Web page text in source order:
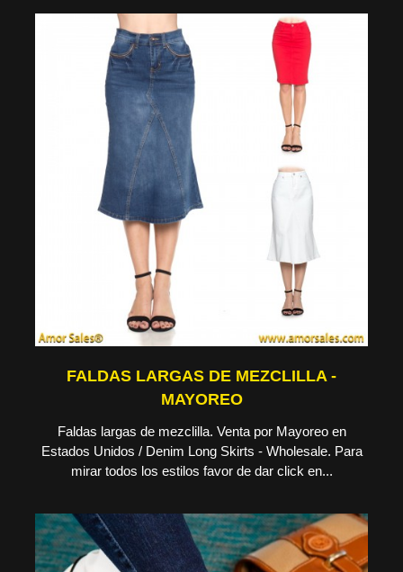
FALDAS LARGAS DE MEZCLILLA -
MAYOREO
Faldas largas de mezclilla. Venta por Mayoreo en
Estados Unidos / Denim Long Skirts - Wholesale. Para
mirar todos los estilos favor de dar click en...